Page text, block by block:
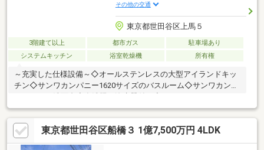
その他の交通
東京都世田谷区上馬５
3階建て以上 都市ガス
駐車場あり
システムキッチン
浴室乾燥機 所有権
～充実した仕様設備～◇オールステンレスの大型アイランドキッ
チン◇サンワカンパニー1620サイズのバスルーム◇サンワカンパ
イプタンクレストイレこだわりの詰まった素敵な注文住宅です。
閑静な住宅エリアながら「三軒茶屋」駅や「駒沢大学」駅も徒歩
圏内、スーパーやコンビニ等も点在しており、生活利便性が高い
住環境です。まずはお気軽に現地をご覧下さいませ。物件の詳細
東京都世田谷区船橋３ 1億7,500万円 4LDK